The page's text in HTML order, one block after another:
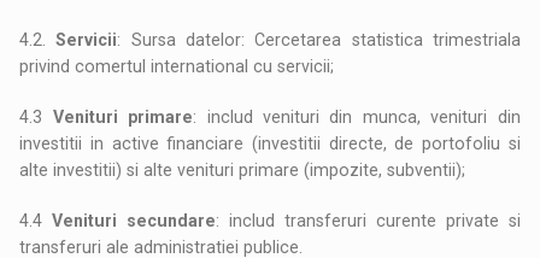
4.2.Servicii: Sursa datelor: Cercetarea statistica trimestriala
privind comertul international cu servicii;
4.3 Venituri primare: includ venituri din munca, venituri din
investitii in active financiare (investitii directe, de portofoliu si
alte investitii) si alte venituri primare (impozite, subventii);
4.4Venituri secundare: includ transferuri curente private si
transferuri ale administratiei publice.